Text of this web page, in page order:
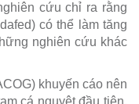
cứu chỉ ra rằng
có thể làm tăng
nghiên cứu khác
khuyến cáo nên